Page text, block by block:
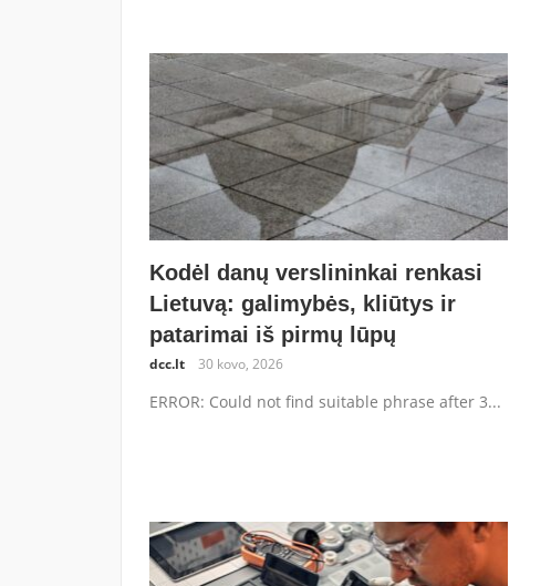
Kodėl danų verslininkai renkasi
Lietuvą: galimybės, kliūtys ir
patarimai iš pirmų lūpų
dcc.lt 30 kovo, 2026
ERROR: Could not find suitable phrase after 3...